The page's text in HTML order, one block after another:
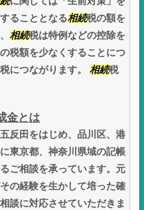
ることとなる相続税の額を
相続税は特例などの控除を
税額を少なくすることにつ
につながります。 相続税
金とは
反田をはじめ、品川区、港
東京都、神奈川県域の記帳
ご相談を承っています。元
の経験を生かして培った確
談に対応させていただきま